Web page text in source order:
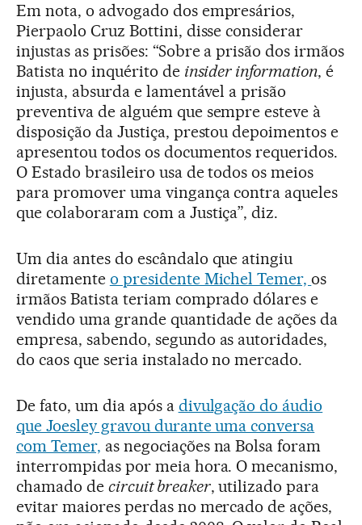
Em nota, o advogado dos empresários,
Pierpaolo Cruz Bottini, disse considerar
injustas as prisões: “Sobre a prisão dos irmãos
Batista no inquérito de insider information, é
injusta, absurda e lamentável a prisão
preventiva de alguém que sempre esteve à
disposição da Justiça, prestou depoimentos e
apresentou todos os documentos requeridos.
O Estado brasileiro usa de todos os meios
para promover uma vingança contra aqueles
que colaboraram com a Justiça”, diz.
Um dia antes do escândalo que atingiu
diretamente o presidente Michel Temer,os
irmãos Batista teriam comprado dólares e
vendido uma grande quantidade de ações da
empresa, sabendo, segundo as autoridades,
do caos que seria instalado no mercado.
De fato, um dia após a divulgação do áudio
que Joesley gravou durante uma conversa
com Temer, as negociações na Bolsa foram
interrompidas por meia hora. O mecanismo,
chamado de circuit breaker, utilizado para
evitar maiores perdas no mercado de ações,